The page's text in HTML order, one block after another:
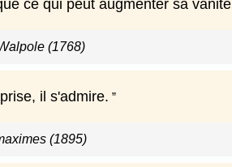
ce qui peut augmenter sa
(1768)
il s'admire.
(1895)